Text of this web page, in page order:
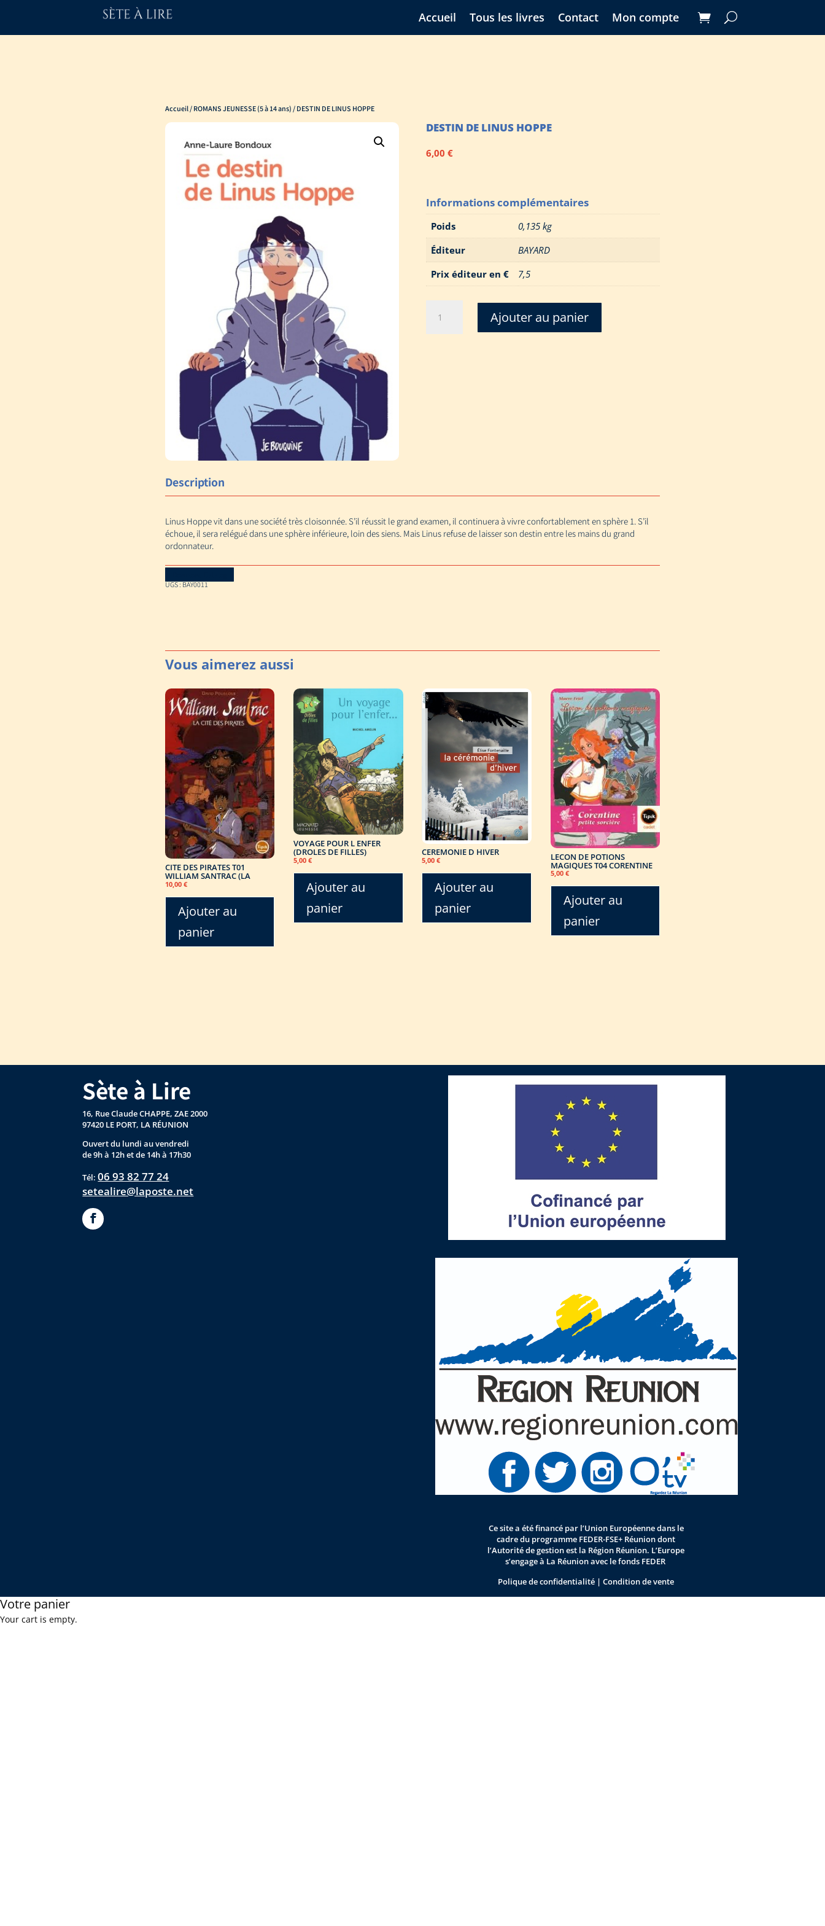
Accueil Tous les livres Contact Mon compte
Accueil/ ROMANS JEUNESSE (5 à 14 ans) / DESTIN DE LINUS HOPPE
DESTIN DE LINUS HOPPE
6,00€
Informations complémentaires
Poids
0,135 kg
Éditeur
BAYARD
Prix éditeur en €
7,5
DESTIN
Ajouter au panier
Description
Linus Hoppe vit dans une société très cloisonnée. S’il réussit le grand examen, il continuera à vivre confortablement en sphère 1. S’il
échoue, il sera relégué dans une sphère inférieure, loin des siens. Mais Linus refuse de laisser son destin entre les mains du grand
ordonnateur.
UGS :BAY0011
CITE DES PIRATES T01
WILLIAM SANTRAC (LA
10,00 €
Ajouter au
panier
VOYAGE POUR L ENFER
(DROLES DE FILLES)
5,00€
Ajouter au
panier
CEREMONIE D HIVER
5,00€
Ajouter au
panier
LECON DE POTIONS
MAGIQUES T04 CORENTINE
5,00 €
Ajouter au
panier
Sète à Lire
16, Rue Claude CHAPPE, ZAE 2000
97420 LE PORT, LA RÉUNION
Ouvert du lundi au vendredi
de 9h à 12h et de 14h à 17h30
Tél:06 93 82 77 24
setealire@laposte.net
Ce site a été financé par l’Union Européenne dans le
cadre du programme FEDER-FSE+ Réunion dont
l’Autorité de gestion est la Région Réunion. L’Europe
s’engage à La Réunion avec le fonds FEDER
Polique de confidentialité |Condition de vente
Votre panier
Your cart is empty.